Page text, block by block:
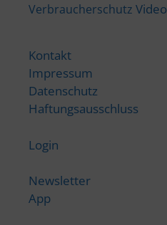
Verbraucherschutz Video
Kontakt
Impressum
Datenschutz
Haftungsausschluss
Login
Newsletter
App